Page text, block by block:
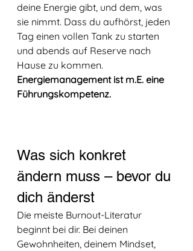
deine Energie gibt, und dem, was
sie nimmt. Dass du aufhörst, jeden
Tag einen vollen Tank zu starten
und abends auf Reserve nach
Hause zu kommen.
Energiemanagement ist m.E. eine
Führungskompetenz.
Was sich konkret
ändern muss – bevor du
dich änderst
Die meiste Burnout-Literatur
beginnt bei dir. Bei deinen
Gewohnheiten, deinem Mindset,